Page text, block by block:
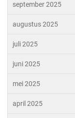
september 2025
augustus 2025
juli 2025
juni 2025
mei 2025
april 2025